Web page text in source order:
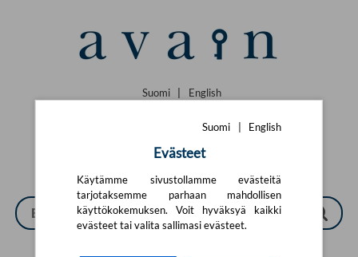
Suomi English
Suomi English
Evästeet
Käytämme sivustollamme evästeitä
tarjotaksemme parhaan mahdollisen
käyttökokemuksen. Voit hyväksyä kaikki
evästeet tai valita sallimasi evästeet.